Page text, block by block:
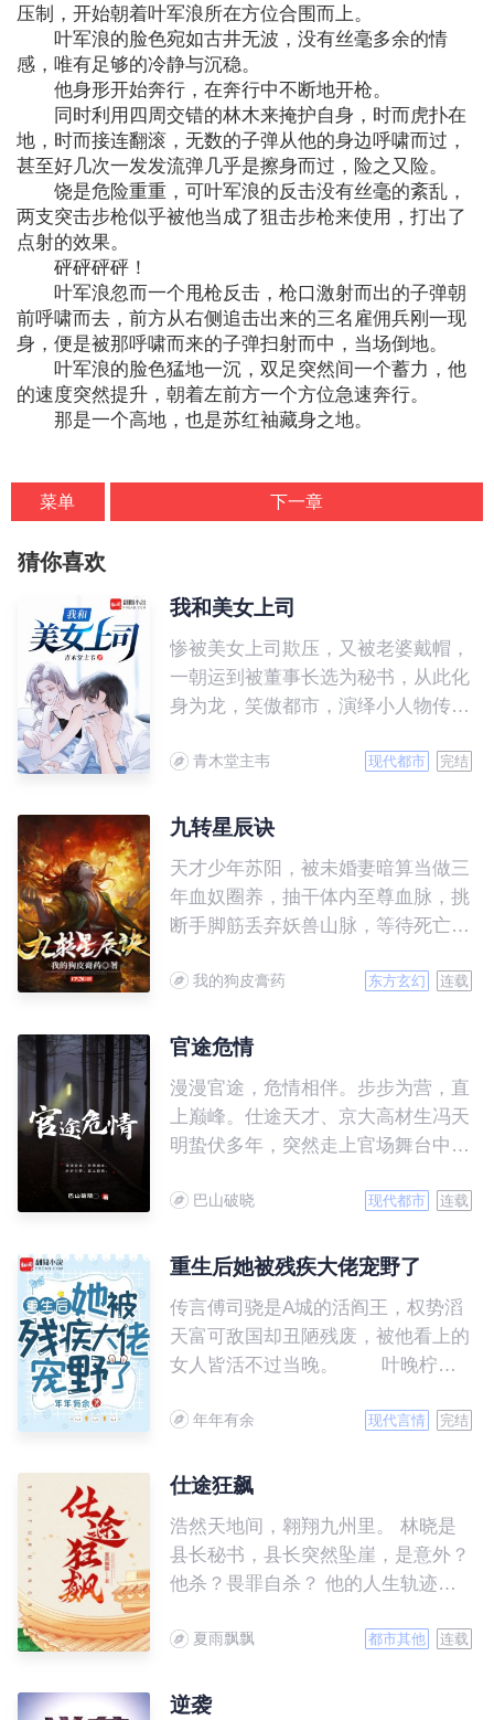
压制，开始朝着叶军浪所在方位合围而上。
叶军浪的脸色宛如古井无波，没有丝毫多余的情
感，唯有足够的冷静与沉稳。
他身形开始奔行，在奔行中不断地开枪。
同时利用四周交错的林木来掩护自身，时而虎扑在
地，时而接连翻滚，无数的子弹从他的身边呼啸而过，
甚至好几次一发发流弹几乎是擦身而过，险之又险。
饶是危险重重，可叶军浪的反击没有丝毫的紊乱，
两支突击步枪似乎被他当成了狙击步枪来使用，打出了
点射的效果。
砰砰砰砰！
叶军浪忽而一个甩枪反击，枪口激射而出的子弹朝
前呼啸而去，前方从右侧追击出来的三名雇佣兵刚一现
身，便是被那呼啸而来的子弹扫射而中，当场倒地。
叶军浪的脸色猛地一沉，双足突然间一个蓄力，他
的速度突然提升，朝着左前方一个方位急速奔行。
那是一个高地，也是苏红袖藏身之地。
菜单 下一章
猜你喜欢
我和美女上司
惨被美女上司欺压，又被老婆戴帽，
一朝运到被董事长选为秘书，从此化
身为龙，笑傲都市，演绎小人物传奇
青木堂主韦 现代都市 完结
九转星辰诀
天才少年苏阳，被未婚妻暗算当做三
年血奴圈养，抽干体内至尊血脉，挑
断手脚筋丢弃妖兽山脉，等待死亡来
让苏阳大难不死，习斗战圣法，创九
踏上一段血战无敌之路！
我的狗皮膏药 东方玄幻 连载
官途危情
漫漫官途，危情相伴。步步为营，直
上巅峰。仕途天才、京大高材生冯天
明蛰伏多年，突然走上官场舞台中
处处有情，处处危机四伏，保持初
上官途巅峰……
巴山破晓 现代都市 连载
重生后她被残疾大佬宠野了
传言傅司骁是A城的活阎王，权势滔
天富可敌国却丑陋残废，被他看上的
女人皆活不过当晚。 叶晚柠一
不说就抓紧了活阎王，众人皆等着她
阎王盛宠上天，日子过的风生水起好
在脚底。 众人嘲笑，再得宠整
日也得面对一个又丑又瘫的残废，叶
晚柠淡笑不语。 直到有一天，
佬堵着她在角落亲……
年年有余 现代言情 完结
仕途狂飙
浩然天地间，翱翔九州里。 林晓是
县长秘书，县长突然坠崖，是意外？
他杀？畏罪自杀？ 他的人生轨迹逆
干部，顶头上司是给他戴绿帽的那个
的初恋苗慧。 苗慧唤醒了一个装睡
夏雨飘飘 都市其他 连载
逆袭